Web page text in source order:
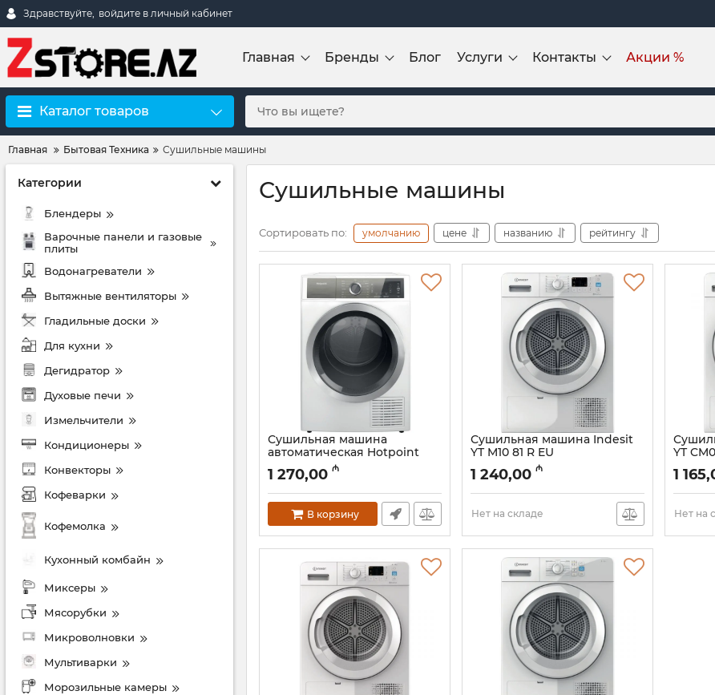
Здравствуйте, войдите в личный кабинет
Главная Бренды Блог Услуги Контакты Акции %
Каталог товаров
Главная Бытовая Техника Сушильные машины
Категории
Блендеры
Варочные панели и газовые
плиты
Водонагреватели
Вытяжные вентиляторы
Гладильные доски
Для кухни
Дегидратор
Духовые печи
Измельчители
Кондиционеры
Конвекторы
Кофеварки
Кофемолка
Кухонный комбайн
Миксеры
Мясорубки
Микроволновки
Мультиварки
Морозильные камеры
Сушильные машины
Сортировать по: умолчанию цене названию рейтингу
Сушильная машина
автоматическая Hotpoint
ARISTON H8 D94WB EU
Артикул: 005054510
1 270,00 ₼
В корзину
Сушильная машина Indesit
YT M10 81 R EU
Артикул: 005054485
1 240,00 ₼
Нет на складе
YT
Артикул:
1
Нет на